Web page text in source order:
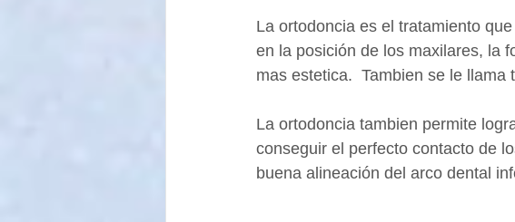
La ortodoncia es el tratamiento
en la posición de los maxilares, la
mas estetica.  Tambien se le llama
La ortodoncia tambien permite
conseguir el perfecto contacto de
buena alineación del arco dental